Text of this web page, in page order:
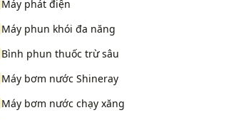
Máy phát điện
Máy phun khói đa năng
Bình phun thuốc trừ sâu
Máy bơm nước Shineray
Máy bơm nước chạy xăng